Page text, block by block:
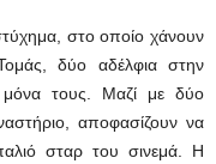
στο οποίο χάνουν
δύο αδέλφια στην
μόνα τους. Μαζί με δύο
αποφασίζουν να
σταρ του σινεμά. Η